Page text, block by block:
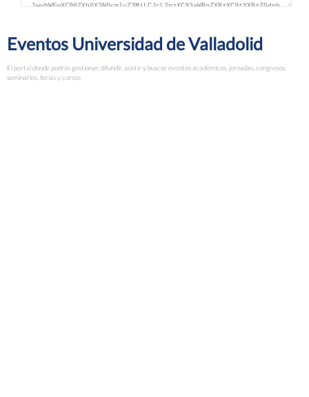
Eventos Universidad de Valladolid
El portal donde podrás gestionar, difundir, asistir y buscar eventos académicos, jornadas, congresos,
seminarios, ferias y cursos